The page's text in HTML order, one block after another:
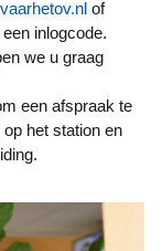
of
inlogcode.
we u graag
een afspraak te
het station en